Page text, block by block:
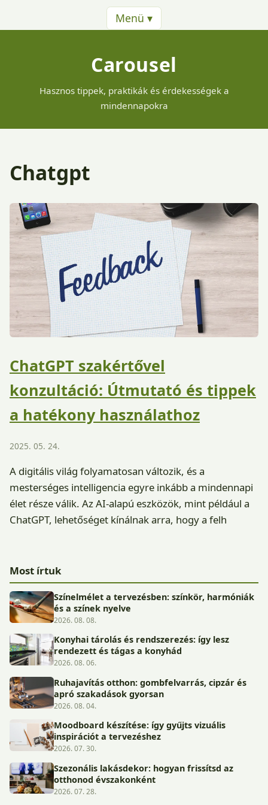
Menü ▾
Carousel
Hasznos tippek, praktikák és érdekességek a
mindennapokra
Chatgpt
ChatGPT szakértővel
konzultáció: Útmutató és tippek
a hatékony használathoz
2025. 05. 24.
A digitális világ folyamatosan változik, és a
mesterséges intelligencia egyre inkább a mindennapi
élet része válik. Az AI-alapú eszközök, mint például a
ChatGPT, lehetőséget kínálnak arra, hogy a felh
Most írtuk
Színelmélet a tervezésben: színkör, harmóniák
és a színek nyelve
2026. 08. 08.
Konyhai tárolás és rendszerezés: így lesz
rendezett és tágas a konyhád
2026. 08. 06.
Ruhajavítás otthon: gombfelvarrás, cipzár és
apró szakadások gyorsan
2026. 08. 04.
Moodboard készítése: így gyűjts vizuális
inspirációt a tervezéshez
2026. 07. 30.
Szezonális lakásdekor: hogyan frissítsd az
otthonod évszakonként
2026. 07. 28.